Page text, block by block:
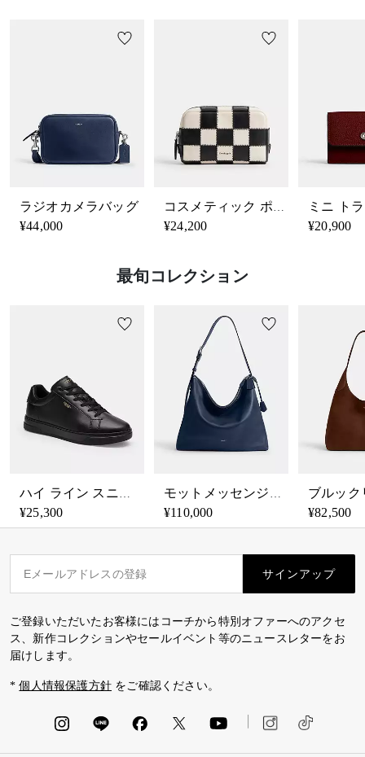
ラジオカメラバッグ
¥44,000
コスメティック ポーチ・チェッカーボード スクラップ レザー
¥24,200 ¥20,900
最旬コレクション
¥25,300 ¥110,000 ¥82,500
サインアップ
ご登録いただいたお客様にはコーチから特別オファーへのアクセ
ス、新作コレクションやセールイベント等のニュースレターをお
届けします。
*個人情報保護方針 をご確認ください。